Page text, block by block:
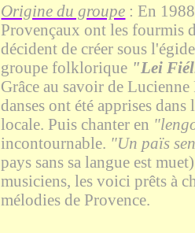
Origine du groupe : En
Provençaux ont les fourmis
décident de créer sous
groupe folklorique "Lei
Grâce au savoir de
danses ont été apprises
locale. Puis chanter en
incontournable. "Un païs
pays sans sa langue est
musiciens, les voici prêts à
mélodies de Provence.